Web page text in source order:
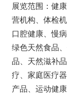
展览范围：健
营机构、体检
口腔健康、慢
绿色天然食品
品、天然滋补
疗、家庭医疗
产品、运动健